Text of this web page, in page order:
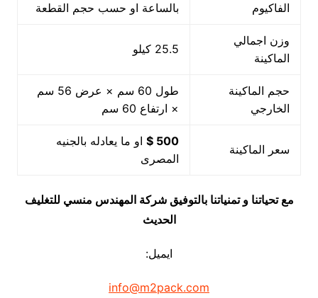
الفاكيوم
بالساعة او حسب حجم القطعة
وزن اجمالي
الماكينة
25.5 كيلو
حجم الماكينة
الخارجي
طول 60 سم × عرض 56 سم
× ارتفاع 60 سم
سعر الماكينة
500 $
او ما يعادله بالجنيه
المصرى
مع تحياتنا و تمنياتنا بالتوفيق شركة المهندس منسي للتغليف
الحديث
ايميل:
info@m2pack.com